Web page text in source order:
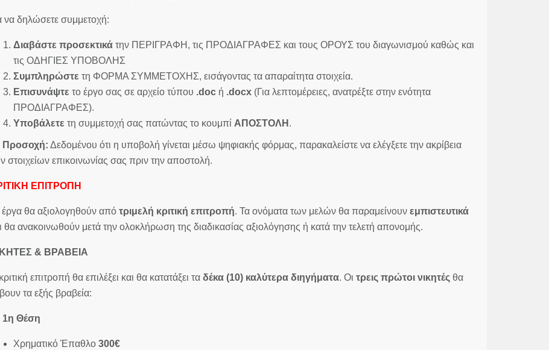
να δηλώσετε συμμετοχή:
Διαβάστε προσεκτικάτην ΠΕΡΙΓΡΑΦΗ, τις ΠΡΟΔΙΑΓΡΑΦΕΣ και τους ΟΡΟΥΣ του διαγωνισμού καθώς και
τις ΟΔΗΓΙΕΣ ΥΠΟΒΟΛΗΣ
Συμπληρώστε τη ΦΟΡΜΑ ΣΥΜΜΕΤΟΧΗΣ, εισάγοντας τα απαραίτητα στοιχεία.
Επισυνάψτε το έργο σας σε αρχείο τύπου .docή .docx(Για λεπτομέρειες, ανατρέξτε στην ενότητα
ΠΡΟΔΙΑΓΡΑΦΕΣ).
Υποβάλετε τη συμμετοχή σας πατώντας το κουμπί ΑΠΟΣΤΟΛΗ .
Προσοχή: Δεδομένου ότι η υποβολή γίνεται μέσω ψηφιακής φόρμας, παρακαλείστε να ελέγξετε την ακρίβεια
στοιχείων επικοινωνίας σας πριν την αποστολή.
ΕΠΙΤΡΟΠΗ
έργα θα αξιολογηθούν από τριμελή κριτική επιτροπή. Τα ονόματα των μελών θα παραμείνουν εμπιστευτικά
θα ανακοινωθούν μετά την ολοκλήρωση της διαδικασίας αξιολόγησης ή κατά την τελετή απονομής.
& ΒΡΑΒΕΙΑ
επιτροπή θα επιλέξει και θα κατατάξει τα δέκα (10) καλύτερα διηγήματα. Οι τρεις πρώτοι νικητέςθα
τα εξής βραβεία:
1η Θέση
Χρηματικό Έπαθλο 300€